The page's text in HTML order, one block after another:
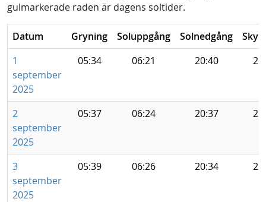
gulmarkerade raden är dagens soltider.
Datum Gryning Soluppgång Solnedgång
1
september
2025
05:34 06:21 20:40
2
september
2025
05:37 06:24 20:37
3
september
2025
05:39 06:26 20:34